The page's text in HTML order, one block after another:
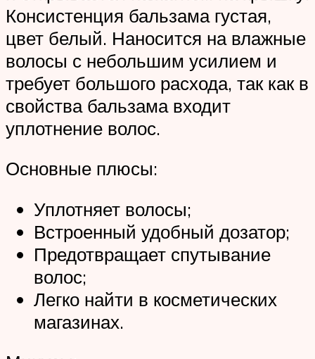
Консистенция бальзама густая,
цвет белый. Наносится на влажные
волосы с небольшим усилием и
требует большого расхода, так как в
свойства бальзама входит
уплотнение волос.
Основные плюсы:
Уплотняет волосы;
Встроенный удобный дозатор;
Предотвращает спутывание
волос;
Легко найти в косметических
магазинах.